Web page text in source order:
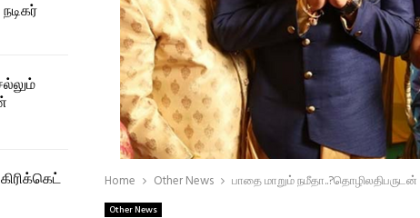
Home Other News பாதை மாறும்
Other News